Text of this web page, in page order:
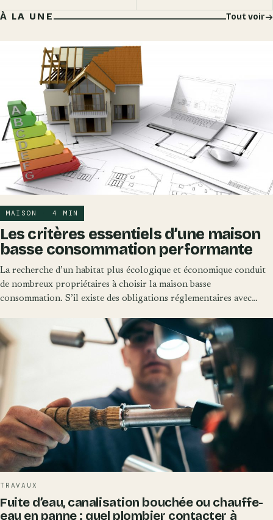
À LA UNE Tout voir
MAISON ·4 MIN
Les critères essentiels d’une maison
basse consommation performante
La recherche d’un habitat plus écologique et économique conduit
de nombreux propriétaires à choisir la maison basse
consommation. S’il existe des obligations réglementaires avec…
TRAVAUX
Fuite d’eau, canalisation bouchée ou chauffe-
eau en panne : quel plombier contacter à